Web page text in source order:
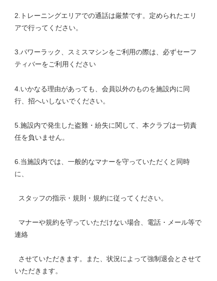
2.トレーニングエリアでの通話は厳禁です。定められたエリ
アで行ってください。
3.パワーラック、スミスマシンをご利用の際は、必ずセーフ
ティバーをご利用ください
4.いかなる理由があっても、会員以外のものを施設内に同
行、招へいしないでください。
5.施設内で発生した盗難・紛失に関して、本クラブは一切責
任を負いません。
6.当施設内では、一般的なマナーを守っていただくと同時
に、
スタッフの指示・規則・規約に従ってください。
マナーや規約を守っていただけない場合、電話・メール等で
連絡
させていただきます。また、状況によって強制退会とさせて
いただきます。